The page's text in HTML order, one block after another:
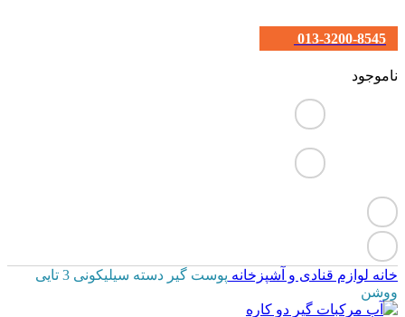
013-3200-8545
ناموجود
خانه لوازم قنادی و آشپزخانه
پوست گیر دسته سیلیکونی 3 تایی
ووشن